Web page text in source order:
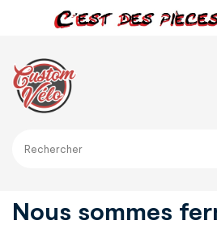
Nous sommes